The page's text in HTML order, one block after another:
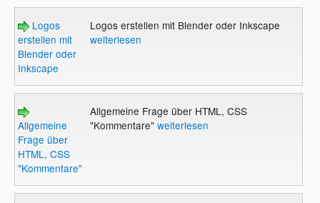
Logos
erstellen mit
Blender oder
Inkscape
Logos erstellen mit Blender oder Inkscape
weiterlesen
Allgemeine
Frage über
HTML, CSS
"Kommentare"
Allgemeine Frage über HTML, CSS
"Kommentare" weiterlesen